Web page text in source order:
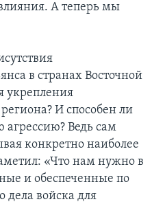
А теперь мы
в странах Восточной
укрепления
И способен ли
Ведь сам
конкретно наиболее
«Что нам нужно в
и обеспеченные по
дела войска для